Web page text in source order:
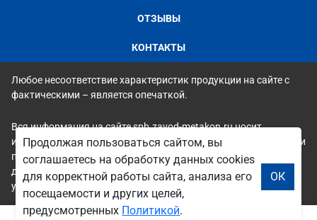
ОТЗЫВЫ
КОНТАКТЫ
Любое несоответствие характеристик продукции на сайте с
фактическими – является опечаткой.
Вся информация на сайте spb.zavod-metakon.ru носит
исключительно ознакомительный и справочный характер и ни
при каких условиях не является публичной офертой. Всю
дополнительную информацию можно узнать по телефонам
указанным на сайте.
Продолжая пользоваться сайтом, вы
соглашаетесь на обработку данных cookies
для корректной работы сайта, анализа его
посещаемости и других целей,
предусмотренных Политикой.
ОК